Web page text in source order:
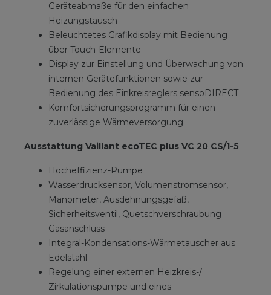
Geräteabmaße für den einfachen
Heizungstausch
Beleuchtetes Grafikdisplay mit Bedienung
über Touch-Elemente
Display zur Einstellung und Überwachung von
internen Gerätefunktionen sowie zur
Bedienung des Einkreisreglers sensoDIRECT
Komfortsicherungsprogramm für einen
zuverlässige Wärmeversorgung
Ausstattung Vaillant ecoTEC plus VC 20 CS/1-5
Hocheffizienz-Pumpe
Wasserdrucksensor, Volumenstromsensor,
Manometer, Ausdehnungsgefäß,
Sicherheitsventil, Quetschverschraubung
Gasanschluss
Integral-Kondensations-Wärmetauscher aus
Edelstahl
Regelung einer externen Heizkreis-/
Zirkulationspumpe und eines